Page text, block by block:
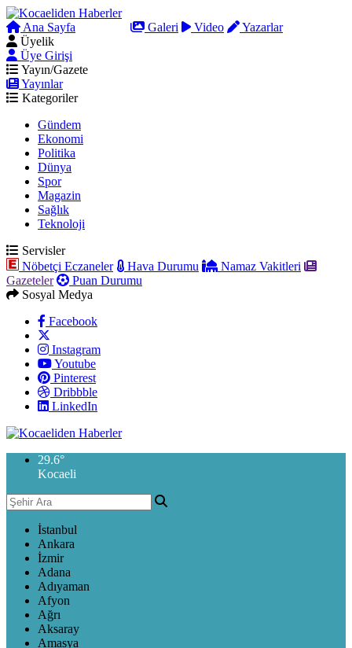
Ana Sayfa Galeri Video
Yazarlar
Üyelik
Üye Girişi
Yayın/Gazete
Yayınlar
Kategoriler
Gündem
Ekonomi
Politika
Dünya
Spor
Magazin
Sağlık
Teknoloji
Servisler
Nöbetçi Eczaneler
Hava Durumu
Namaz Vakitleri
Gazeteler
Puan Durumu
Sosyal Medya
Facebook
Instagram
Youtube
Pinterest
Dribbble
LinkedIn
29.6°
Kocaeli
İstanbul
Ankara
İzmir
Adana
Adıyaman
Afyon
Ağrı
Aksaray
Amasya